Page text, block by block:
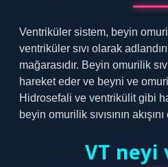
Ventriküler sistem, beyin
ventriküler sıvı olarak
mağarasıdır. Beyin omurilik
hareket eder ve beyni ve
Hidrosefali ve ventrikülit gibi
beyin omurilik sıvısının
VT neyi